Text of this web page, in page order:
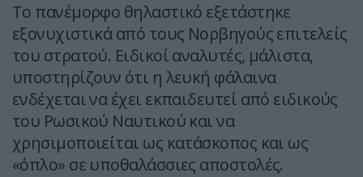
Το πανέμορφο θηλαστικό εξετάστηκε
εξονυχιστικά από τους Νορβηγούς επιτελείς
του στρατού. Ειδικοί αναλυτές, μάλιστα,
υποστηρίζουν ότι η λευκή φάλαινα
ενδέχεται να έχει εκπαιδευτεί από ειδικούς
του Ρωσικού Ναυτικού και να
χρησιμοποιείται ως κατάσκοπος και ως
«όπλο» σε υποθαλάσσιες αποστολές.